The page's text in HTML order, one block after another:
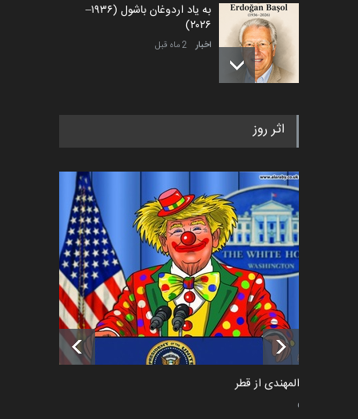
به یاد اردوغان باشول (۱۹۳۶–
۲۰۲۶)
اخبار 2 ماه قبل
رویداد کارگاهی کارتون و پوستر
اخبار 6 ماه قبل
فراخوان رویداد کارگاهی کارتون و
پوستر "ایران سربل…
اخبار 6 ماه قبل
تسلیت به همکار | سهراب خیری
اخبار 6 ماه قبل
اثر روز
سعد المهندی از قطر
سیاسی